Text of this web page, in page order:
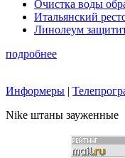
Очистка воды
Итальянский
Линолеум
подробнее
Информеры |
Nike штаны зауженные